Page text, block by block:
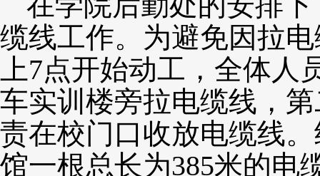
缆线工作。为避免因拉
上7点开始动工，全体人
车实训楼旁拉电缆线，
责在校门口收放电缆线
馆一根总长为385米的电